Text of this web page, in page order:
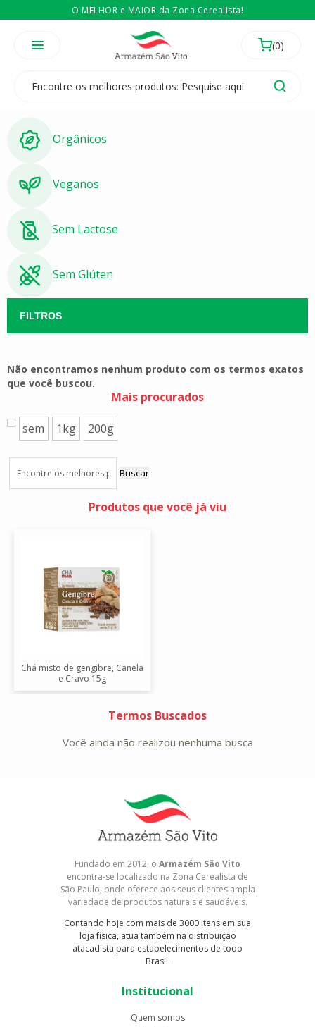
O MELHOR e MAIOR da Zona Cerealista!
Temos 3 lojas físicas na Zona Cerealista de São Paulo!
É revendedor? EntãoCompre no atacado
Orgânicos
Veganos
Sem Lactose
Sem Glúten
Não encontramos nenhum produto com os termos exatos
que você buscou.
Mais procurados
sem 1kg 200g
Buscar
Produtos que você já viu
Chá misto de gengibre, Canela
e Cravo 15g
Termos Buscados
Você ainda não realizou nenhuma busca
Fundado em 2012, o Armazém São Vito
encontra-se localizado na Zona Cerealista de
São Paulo, onde oferece aos seus clientes ampla
variedade de produtos naturais e saudáveis.
Contando hoje com mais de 3000 itens em sua
loja física, atua também na distribuição
atacadista para estabelecimentos de todo
Brasil.
Institucional
Quem somos